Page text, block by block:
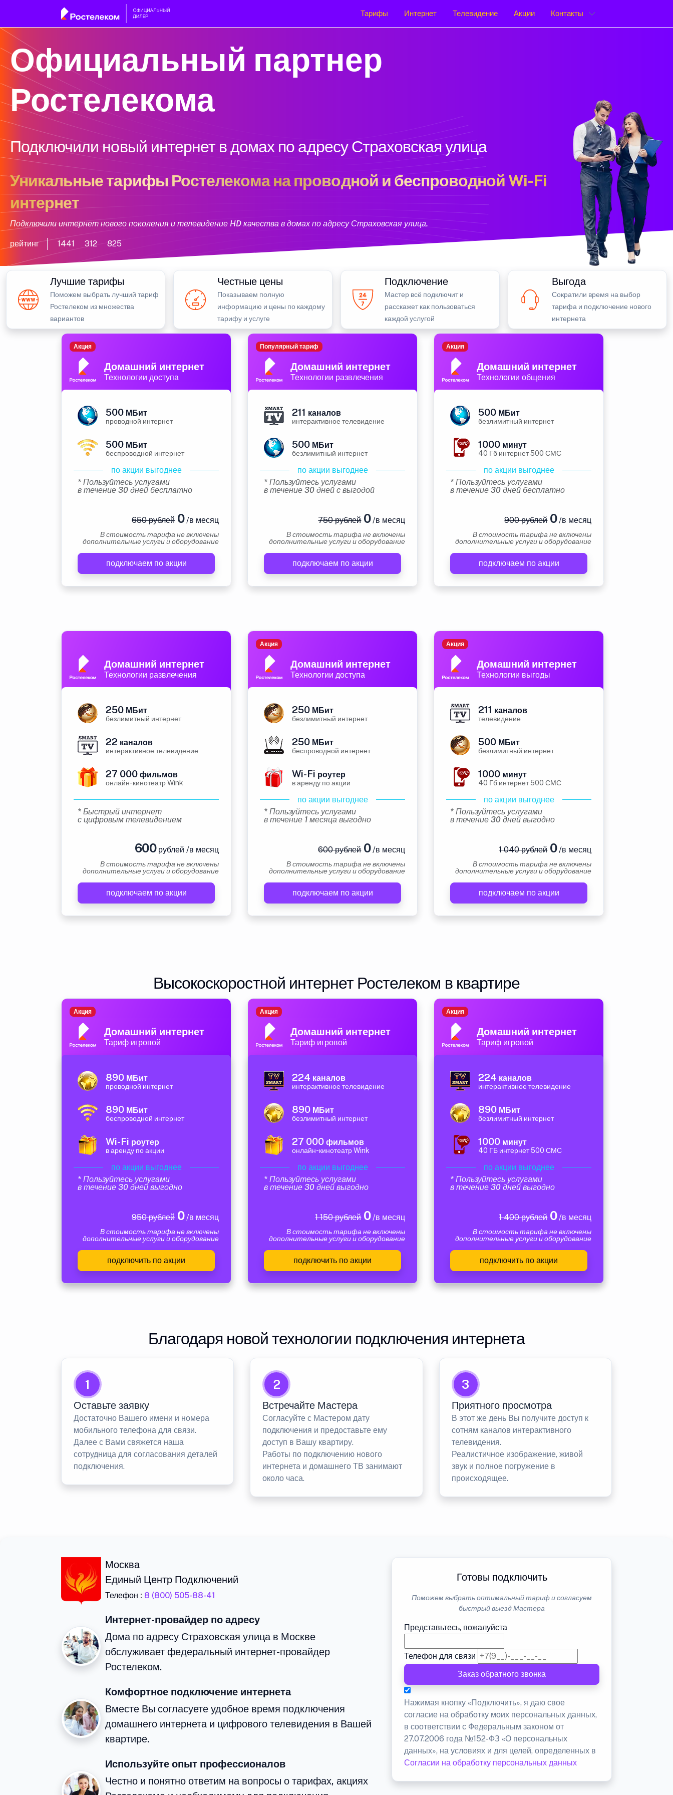
Тарифы Интернет Телевидение Акции Контакты
Официальный партнер
Ростелекома
Подключили новый интернет в домах по адресу Страховская улица
Уникальные тарифы Ростелекома на проводной и беспроводной Wi-Fi
интернет
Подключили интернет нового поколения и телевидение HD качества в домах по адресу Страховская улица.
рейтинг 1441 312 825
Лучшие тарифы
Поможем выбрать лучший тариф
Ростелеком из множества
вариантов
Честные цены
Показываем полную
информацию и цены по каждому
тарифу и услуге
Подключение
Мастер всё подключит и
расскажет как пользоваться
каждой услугой
Выгода
Сократили время на выбор
тарифа и подключение нового
интернета
Домашний интернет
Технологии доступа
Акция
500 МБит
проводной интернет
500 МБит
беспроводной интернет
по акции выгоднее
* Пользуйтесь услугами
в течение 30 дней бесплатно
650 рублей0/в месяц
В стоимость тарифа не включены
дополнительные услуги и оборудование
подключаем по акции
Домашний интернет
Технологии развлечения
Популярный тариф
211 каналов
интерактивное телевидение
500 МБит
безлимитный интернет
по акции выгоднее
* Пользуйтесь услугами
в течение 30 дней с выгодой
750 рублей0/в месяц
В стоимость тарифа не включены
дополнительные услуги и оборудование
подключаем по акции
Домашний интернет
Технологии общения
Акция
500 МБит
безлимитный интернет
1000 минут
40 Гб интернет 500 СМС
по акции выгоднее
* Пользуйтесь услугами
в течение 30 дней бесплатно
900 рублей0/в месяц
В стоимость тарифа не включены
дополнительные услуги и оборудование
подключаем по акции
Домашний интернет
Технологии развлечения
250 МБит
безлимитный интернет
22 каналов
интерактивное телевидение
27 000 фильмов
онлайн-кинотеатр Wink
* Быстрый интернет
с цифровым телевидением
600рублей /в месяц
В стоимость тарифа не включены
дополнительные услуги и оборудование
подключаем по акции
Домашний интернет
Технологии доступа
Акция
250 МБит
безлимитный интернет
250 МБит
беспроводной интернет
Wi-Fi роутер
в аренду по акции
по акции выгоднее
* Пользуйтесь услугами
в течение 1 месяца выгодно
600 рублей0/в месяц
В стоимость тарифа не включены
дополнительные услуги и оборудование
подключаем по акции
Домашний интернет
Технологии выгоды
Акция
211 каналов
телевидение
500 МБит
безлимитный интернет
1000 минут
40 Гб интернет 500 СМС
по акции выгоднее
* Пользуйтесь услугами
в течение 30 дней выгодно
1 040 рублей0/в месяц
В стоимость тарифа не включены
дополнительные услуги и оборудование
подключаем по акции
Высокоскоростной интернет Ростелеком в квартире
Домашний интернет
Тариф игровой
Акция
890 МБит
проводной интернет
890 МБит
беспроводной интернет
Wi-Fi роутер
в аренду по акции
по акции выгоднее
* Пользуйтесь услугами
в течение 30 дней выгодно
950 рублей0/в месяц
В стоимость тарифа не включены
дополнительные услуги и оборудование
подключить по акции
Домашний интернет
Тариф игровой
Акция
224 каналов
интерактивное телевидение
890 МБит
безлимитный интернет
27 000 фильмов
онлайн-кинотеатр Wink
по акции выгоднее
* Пользуйтесь услугами
в течение 30 дней выгодно
1 150 рублей0/в месяц
В стоимость тарифа не включены
дополнительные услуги и оборудование
подключить по акции
Домашний интернет
Тариф игровой
Акция
224 каналов
интерактивное телевидение
890 МБит
безлимитный интернет
1000 минут
40 ГБ интернет 500 СМС
по акции выгоднее
* Пользуйтесь услугами
в течение 30 дней выгодно
1 400 рублей0/в месяц
В стоимость тарифа не включены
дополнительные услуги и оборудование
подключить по акции
Благодаря новой технологии подключения интернета
1
Оставьте заявку
Достаточно Вашего имени и номера
мобильного телефона для связи.
Далее с Вами свяжется наша
сотрудница для согласования деталей
подключения.
2
Встречайте Мастера
Согласуйте с Мастером дату
подключения и предоставьте ему
доступ в Вашу квартиру.
Работы по подключению нового
интернета и домашнего ТВ занимают
около часа.
3
Приятного просмотра
В этот же день Вы получите доступ к
сотням каналов интерактивного
телевидения.
Реалистичное изображение, живой
звук и полное погружение в
происходящее.
Москва
Единый Центр Подключений
Телефон : 8 (800) 505-88-41
Интернет-провайдер по адресу
Дома по адресу Страховская улица в Москве
обслуживает федеральный интернет-провайдер
Ростелеком.
Комфортное подключение интернета
Вместе Вы согласуете удобное время подключения
домашнего интернета и цифрового телевидения в Вашей
квартире.
Используйте опыт профессионалов
Честно и понятно ответим на вопросы о тарифах, акциях
Готовы подключить
Поможем выбрать оптимальный тариф и согласуем
быстрый выезд Мастера
Представьтесь, пожалуйста
Телефон для связи
Заказ обратного звонка
Нажимая кнопку «Подключить», я даю свое
согласие на обработку моих персональных данных,
в соответствии с Федеральным законом от
27.07.2006 года №152-ФЗ «О персональных
данных», на условиях и для целей, определенных в
Согласии на обработку персональных данных